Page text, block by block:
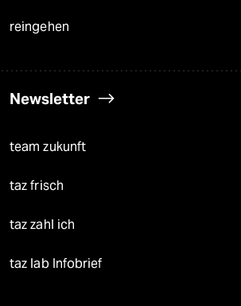
reingehen
Newsletter
team zukunft
taz frisch
taz zahl ich
taz lab Infobrief